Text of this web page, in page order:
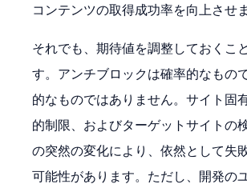
コンテンツの取得成功率を向上させま
それでも、期待値を調整しておくこ
す。アンチブロックは確率的なもの
的なものではありません。サイト固
的制限、およびターゲットサイトの
の突然の変化により、依然として失
可能性があります。ただし、開発の